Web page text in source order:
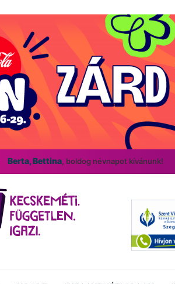
Berta, Bettina, boldog névnapot kívánunk!